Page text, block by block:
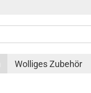
Wolliges Zubehör